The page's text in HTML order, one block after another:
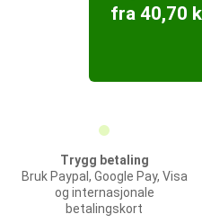
fra 40,70
Trygg betaling
Bruk Paypal, Google Pay, Visa
og internasjonale
betalingskort